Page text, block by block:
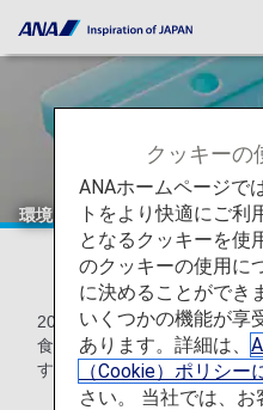
環境にやさしい保冷剤を導入
2021年9月20日より、ANAグ
食や飲料の保冷に、繰り返し
す。
クッキーの
ANAホームページで
トをより快適にご利
となるクッキーを使
のクッキーの使用に
に決めることができ
いくつかの機能が享
あります。詳細は、
（Cookie）ポリシー
さい。 当社では、